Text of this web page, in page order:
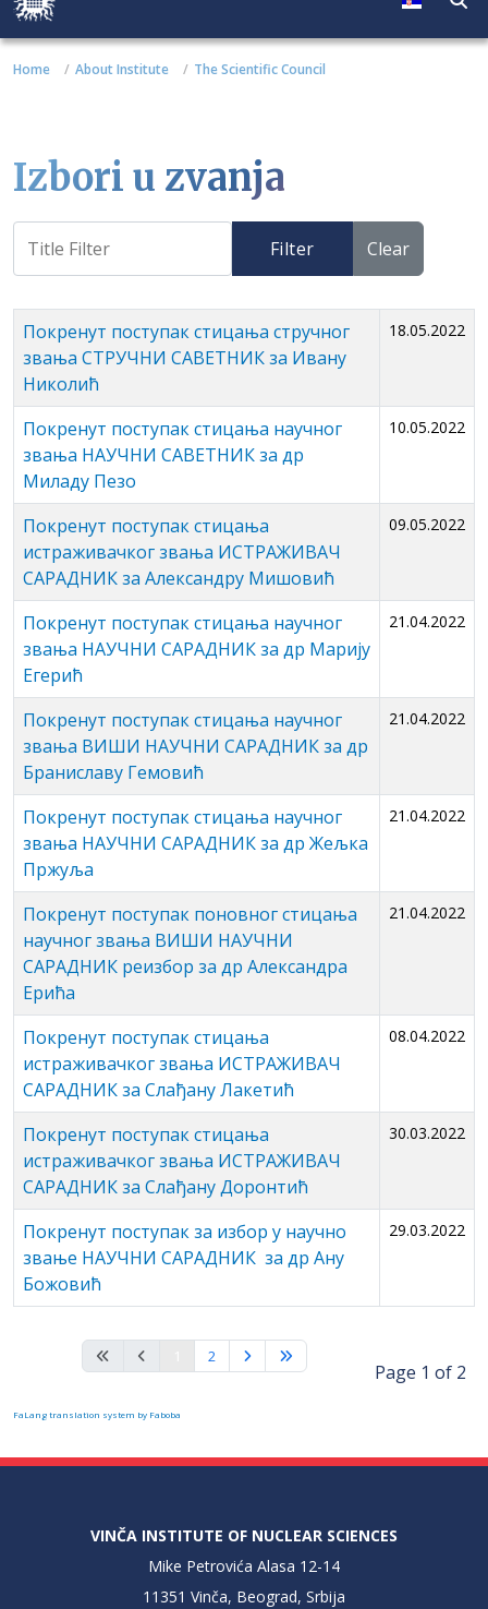
Home About Institute The Scientific Council
Izbori u zvanja
Filter Clear
Покренут поступак стицања стручног
звања СТРУЧНИ САВЕТНИК за Ивану
Николић
18.05.2022
Покренут поступак стицања научног
звања НАУЧНИ САВЕТНИК за др
Миладу Пезо
10.05.2022
Покренут поступак стицања
истраживачког звања ИСТРАЖИВАЧ
САРАДНИК за Александру Мишовић
09.05.2022
Покренут поступак стицања научног
звања НАУЧНИ САРАДНИК за др Марију
Егерић
21.04.2022
Покренут поступак стицања научног
звања ВИШИ НАУЧНИ САРАДНИК за др
Браниславу Гемовић
21.04.2022
Покренут поступак стицања научног
звања НАУЧНИ САРАДНИК за др Жељка
Пржуља
21.04.2022
Покренут поступак поновног стицања
научног звања ВИШИ НАУЧНИ
САРАДНИК реизбор за др Александра
Ерића
21.04.2022
Покренут поступак стицања
истраживачког звања ИСТРАЖИВАЧ
САРАДНИК за Слађану Лакетић
08.04.2022
Покренут поступак стицања
истраживачког звања ИСТРАЖИВАЧ
САРАДНИК за Слађану Доронтић
30.03.2022
Покренут поступак за избор у научно
звање НАУЧНИ САРАДНИК за др Ану
Божовић
29.03.2022
Page 1 of 2
2
FaLang translation system by Faboba
VINČA INSTITUTE OF NUCLEAR SCIENCES
Mike Petrovića Alasa 12-14
11351 Vinča, Beograd, Srbija